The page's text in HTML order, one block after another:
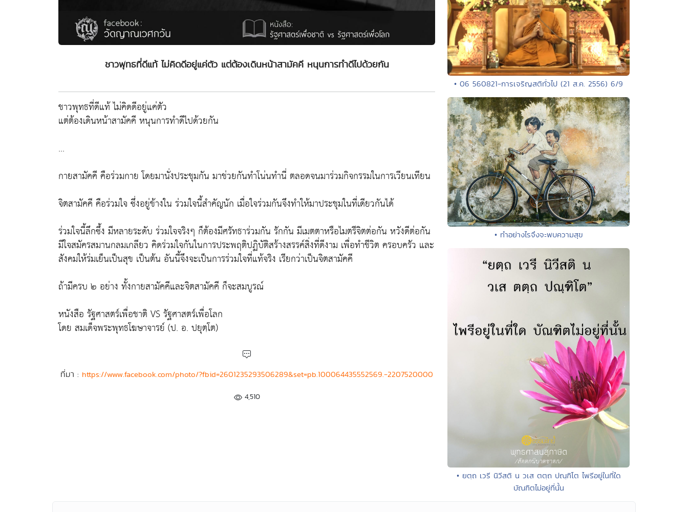
ชาวพุทธที่ดีแท้ ไม่คิดดีอยู่แค่ตัว แต่ต้องเดินหน้าสามัคคี หนุนการทำดีไปด้วยกัน
ชาวพุทธที่ดีแท้ ไม่คิดดีอยู่แค่ตัว
แต่ต้องเดินหน้าสามัคคี หนุนการทำดีไปด้วยกัน
...
กายสามัคคี คือร่วมกาย โดยมานั่งประชุมกัน มาช่วยกันทำโน่นทำนี่ ตลอดจนมาร่วมกิจกรรมในการเวียนเทียน
จิตสามัคคี คือร่วมใจ ซึ่งอยู่ข้างใน ร่วมใจนี้สำคัญนัก เมื่อใจร่วมกันจึงทำให้มาประชุมในที่เดียวกันได้
ร่วมใจนี้ลึกซึ้ง มีหลายระดับ ร่วมใจจริงๆ ก็ต้องมีศรัทธาร่วมกัน รักกัน มีเมตตาหรือไมตรีจิตต่อกัน หวังดีต่อกัน
มีใจสมัครสมานกลมเกลียว คิดร่วมใจกันในการประพฤติปฏิบัติสร้างสรรค์สิ่งที่ดีงาม เพื่อทำชีวิต ครอบครัว และ
สังคมให้ร่มเย็นเป็นสุข เป็นต้น อันนี้จึงจะเป็นการร่วมใจที่แท้จริง เรียกว่าเป็นจิตสามัคคี
ถ้ามีครบ ๒ อย่าง ทั้งกายสามัคคีและจิตสามัคคี ก็จะสมบูรณ์
หนังสือ รัฐศาสตร์เพื่อชาติ VS รัฐศาสตร์เพื่อโลก
โดย สมเด็จพระพุทธโฆษาจารย์ (ป. อ. ปยุตฺโต)
ที่มา : https://www.facebook.com/photo/?fbid=2601235293506289&set=pb.100064435552569.-2207520000
4,510
• 06 560821-การเจริญสติทั่วไป (21 ส.ค. 2556) 6/9
• ทำอย่างไรจึงจะพบความสุข
• ยตฺถ เวรี นิวีสติ น วเส ตตฺถ ปณฺฑิโต ไพรีอยู่ในที่ใด
บัณฑิตไม่อยู่ที่นั้น